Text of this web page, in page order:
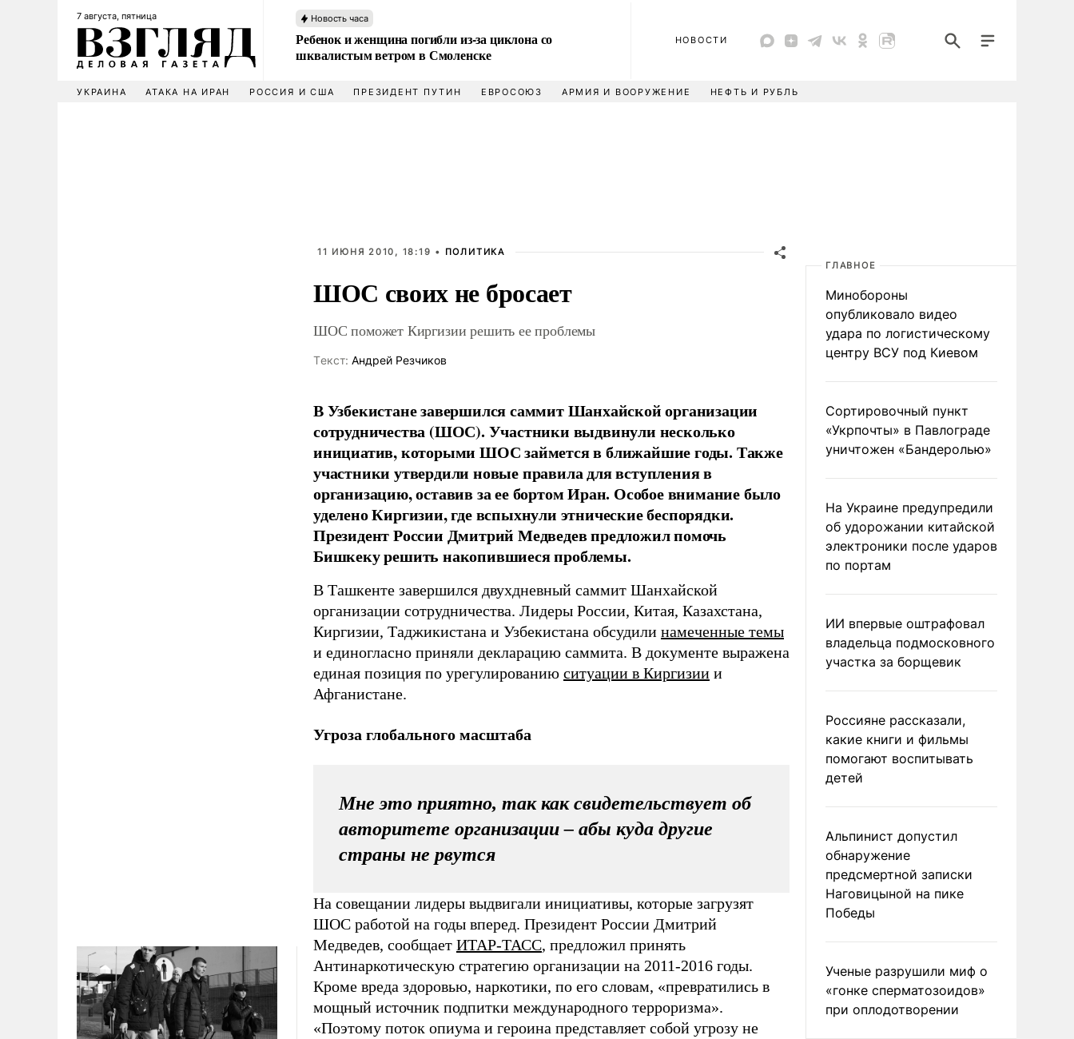
7 августа, пятница Новость часа
Ребенок и женщина погибли из-за циклона со
шквалистым ветром в Смоленске
НОВОСТИ
УКРАИНА АТАКА НА ИРАН РОССИЯ И США ПРЕЗИДЕНТ ПУТИН ЕВРОСОЮЗ АРМИЯ И ВООРУЖЕНИЕ НЕФТЬ И РУБЛЬ
11 ИЮНЯ 2010, 18:19 • ПОЛИТИКА
ШОС своих не бросает
ШОС поможет Киргизии решить ее проблемы
Tекст: Андрей Резчиков
В Узбекистане завершился саммит Шанхайской организации
сотрудничества (ШОС). Участники выдвинули несколько
инициатив, которыми ШОС займется в ближайшие годы. Также
участники утвердили новые правила для вступления в
организацию, оставив за ее бортом Иран. Особое внимание было
уделено Киргизии, где вспыхнули этнические беспорядки.
Президент России Дмитрий Медведев предложил помочь
Бишкеку решить накопившиеся проблемы.
В Ташкенте завершился двухдневный саммит Шанхайской
организации сотрудничества. Лидеры России, Китая, Казахстана,
Киргизии, Таджикистана и Узбекистана обсудили намеченные темы
и единогласно приняли декларацию саммита. В документе выражена
единая позиция по урегулированию ситуации в Киргизии и
Афганистане.
Угроза глобального масштаба
Мне это приятно, так как свидетельствует об
авторитете организации – абы куда другие
страны не рвутся
На совещании лидеры выдвигали инициативы, которые загрузят
ШОС работой на годы вперед. Президент России Дмитрий
Медведев, сообщает ИТАР-ТАСС, предложил принять
Антинаркотическую стратегию организации на 2011-2016 годы.
Кроме вреда здоровью, наркотики, по его словам, «превратились в
мощный источник подпитки международного терроризма».
«Поэтому поток опиума и героина представляет собой угрозу не
ГЛАВНОЕ
Минобороны
опубликовало видео
удара по логистическому
центру ВСУ под Киевом
Сортировочный пункт
«Укрпочты» в Павлограде
уничтожен «Бандеролью»
На Украине предупредили
об удорожании китайской
электроники после ударов
по портам
ИИ впервые оштрафовал
владельца подмосковного
участка за борщевик
Россияне рассказали,
какие книги и фильмы
помогают воспитывать
детей
Альпинист допустил
обнаружение
предсмертной записки
Наговицыной на пике
Победы
Ученые разрушили миф о
«гонке сперматозоидов»
при оплодотворении